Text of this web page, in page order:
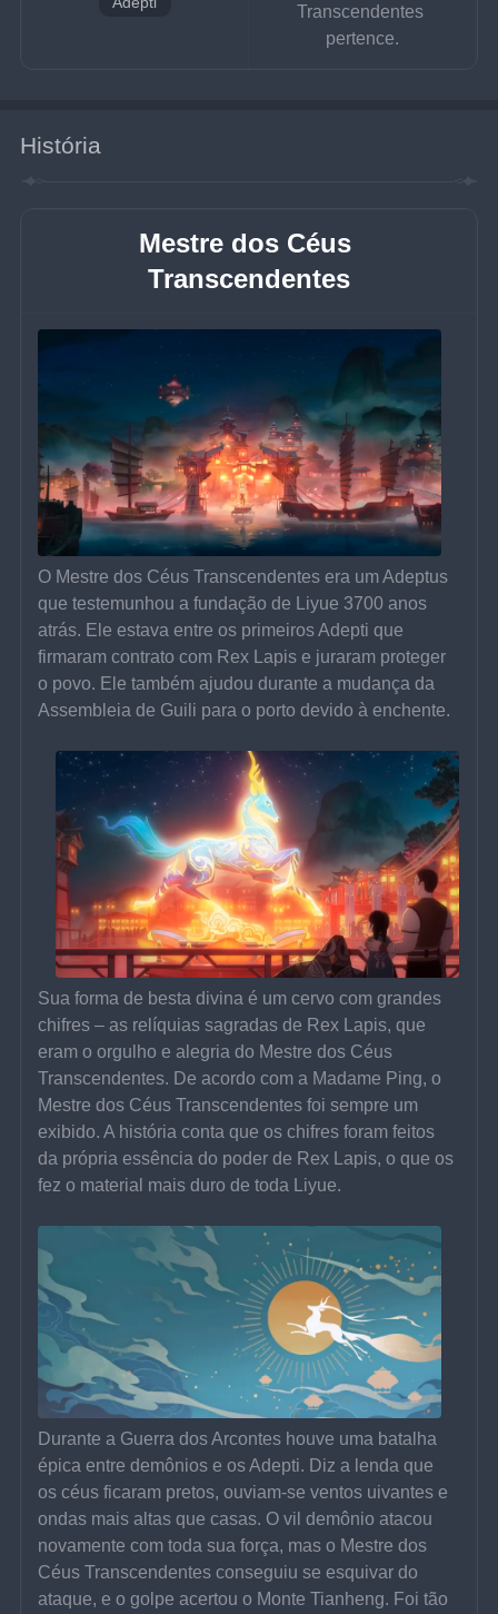
Transcendentes
pertence.
História
Mestre dos Céus
Transcendentes
O Mestre dos Céus Transcendentes era um Adeptus
que testemunhou a fundação de Liyue 3700 anos
atrás. Ele estava entre os primeiros Adepti que
firmaram contrato com Rex Lapis e juraram proteger
o povo. Ele também ajudou durante a mudança da
Assembleia de Guili para o porto devido à enchente.
Sua forma de besta divina é um cervo com grandes
chifres – as relíquias sagradas de Rex Lapis, que
eram o orgulho e alegria do Mestre dos Céus
Transcendentes. De acordo com a Madame Ping, o
Mestre dos Céus Transcendentes foi sempre um
exibido. A história conta que os chifres foram feitos
da própria essência do poder de Rex Lapis, o que os
fez o material mais duro de toda Liyue.
Durante a Guerra dos Arcontes houve uma batalha
épica entre demônios e os Adepti. Diz a lenda que
os céus ficaram pretos, ouviam-se ventos uivantes e
ondas mais altas que casas. O vil demônio atacou
novamente com toda sua força, mas o Mestre dos
Céus Transcendentes conseguiu se esquivar do
ataque, e o golpe acertou o Monte Tianheng. Foi tão